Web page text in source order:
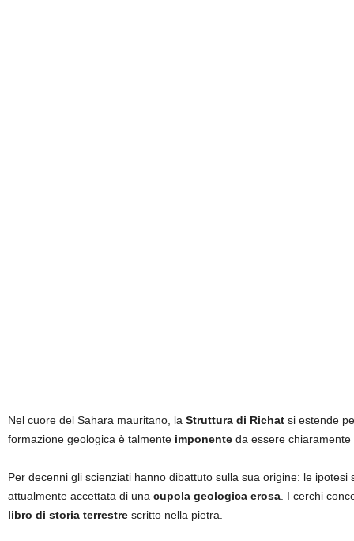
Nel cuore del Sahara mauritano, la Struttura di Richat si estende
formazione geologica è talmente imponente da essere
Per decenni gli scienziati hanno dibattuto sulla sua origine: le
attualmente accettata di una cupola geologica erosa . I cerchi
libro di storia terrestre scritto nella pietra.